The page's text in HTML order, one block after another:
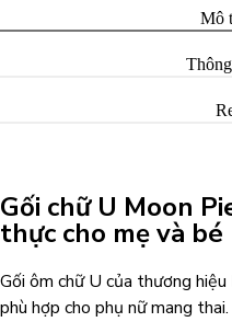
Mô
Gối chữ U Moon
thực cho mẹ và bé
Gối ôm chữ U của thương
phù hợp cho phụ nữ mang